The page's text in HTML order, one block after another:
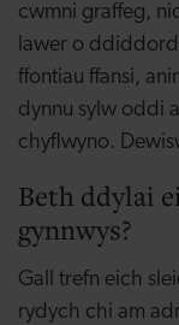
cwmni graffeg,
lawer o
ffontiau ffansi,
dynnu sylw oddi
chyflwyno.
Beth ddylai
gynnwys?
Gall trefn eich
rydych chi am